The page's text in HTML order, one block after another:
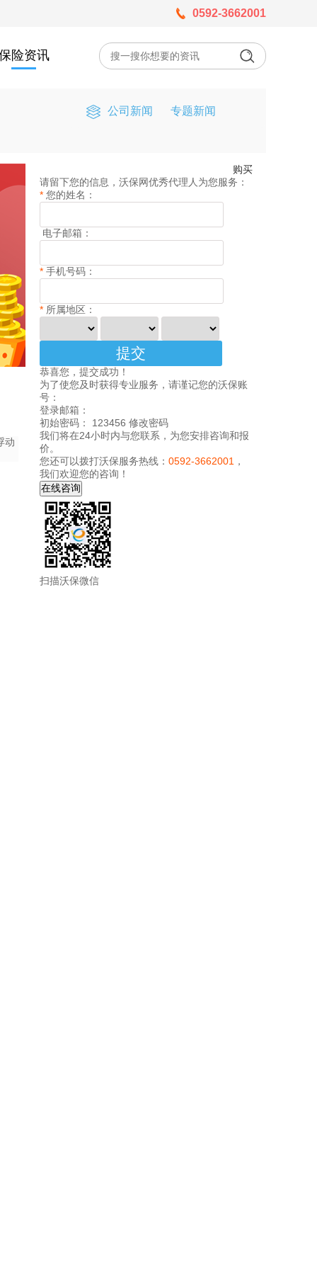
0592-3662001
险资讯
公司新闻 专题新闻
动
购买
请留下您的信息，沃保网优秀代理人为您服务：
*您的姓名：
电子邮箱：
*手机号码：
*所属地区：
恭喜您，提交成功！
为了使您及时获得专业服务，请谨记您的沃保账
号：
登录邮箱：
初始密码： 123456 修改密码
我们将在24小时内与您联系，为您安排咨询和报
价。
您还可以拨打沃保服务热线： 0592-3662001 ，
我们欢迎您的咨询！
扫描沃保微信